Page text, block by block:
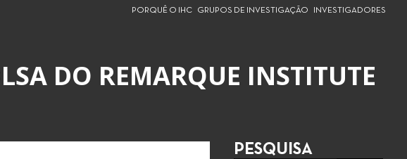
PORQUÊ O IHC GRUPOS DE INVESTIGAÇÃO INVESTIGADORES
DO REMARQUE INSTITUTE
PESQUISA